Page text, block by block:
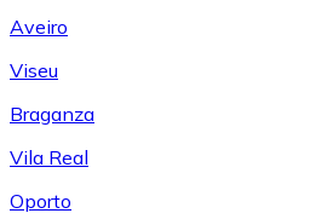
Aveiro
Viseu
Braganza
Vila Real
Oporto